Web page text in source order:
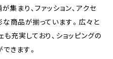
集まり、ファッション、アクセ
な商品が揃っています。広々と
充実しており、ショッピングの
きます。